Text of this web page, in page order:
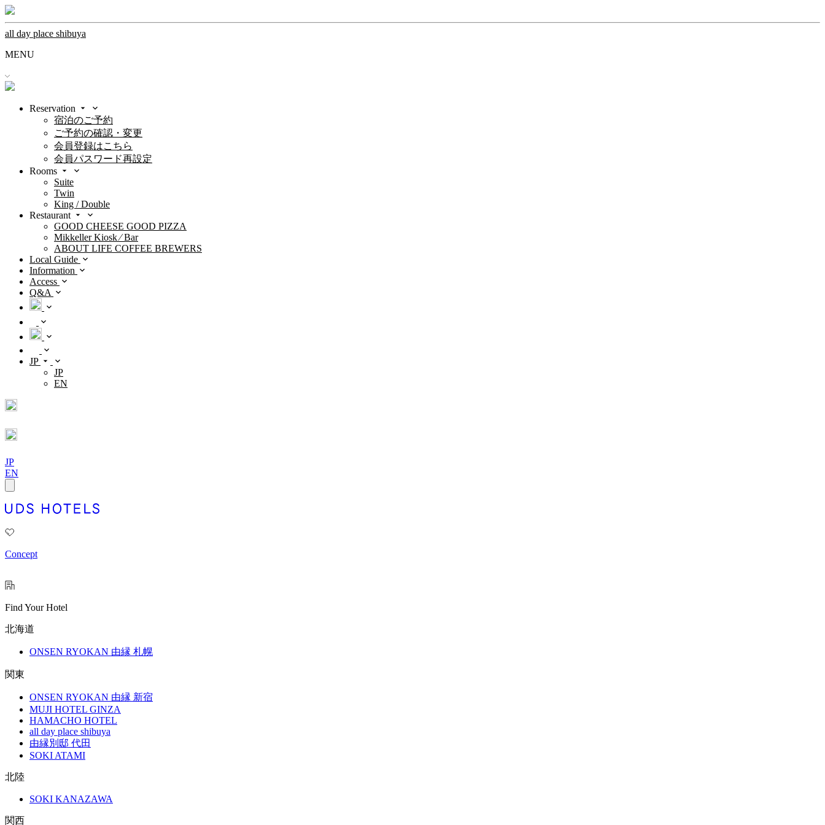
all day place shibuya
MENU
Reservation
宿泊のご予約
ご予約の確認・変更
会員登録はこちら
会員パスワード再設定
Rooms
Suite
Twin
King / Double
Restaurant
GOOD CHEESE GOOD PIZZA
Mikkeller Kiosk ⁄ Bar
ABOUT LIFE COFFEE BREWERS
Local Guide
Information
Access
Q&A
JP
JP
EN
JP
EN
Concept
Find Your Hotel
北海道
ONSEN RYOKAN 由縁 札幌
関東
ONSEN RYOKAN 由縁 新宿
MUJI HOTEL GINZA
HAMACHO HOTEL
all day place shibuya
由縁別邸 代田
SOKI ATAMI
北陸
SOKI KANAZAWA
関西